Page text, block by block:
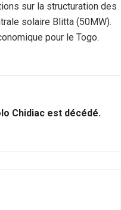
sur la structuration des
solaire Blitta (50MW).
pour le Togo.
Chidiac est décédé.